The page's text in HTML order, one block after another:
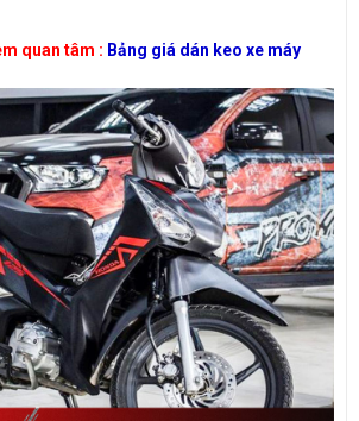
quan tâm : Bảng giá dán keo xe máy